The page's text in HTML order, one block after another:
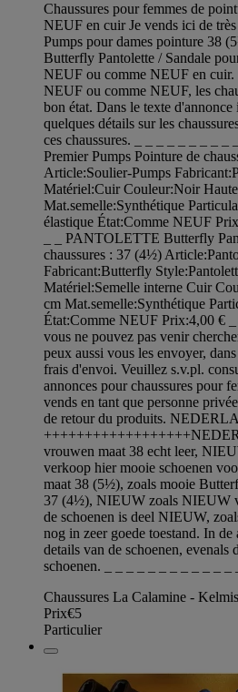
Chaussures pour femmes de
NEUF en cuir Je vends ici de
Pumps pour dames pointure 38
Butterfly Pantolette / Sandale
NEUF ou comme NEUF en cuir.
NEUF ou comme NEUF, les
bon état. Dans le texte
quelques détails sur les
ces chaussures. _ _ _ _ _ _ _ _
Premier Pumps Pointure de
Article:Soulier-Pumps
Matériel:Cuir Couleur:Noir
Mat.semelle:Synthétique
élastique État:Comme NEUF
_ _ PANTOLETTE Butterfly
chaussures : 37 (4½)
Fabricant:Butterfly
Matériel:Semelle interne Cuir
cm Mat.semelle:Synthétique
État:Comme NEUF Prix:4,00 €
vous ne pouvez pas venir
peux aussi vous les envoyer,
frais d'envoi. Veuillez s.v.pl.
annonces pour chaussures pour
vends en tant que personne
de retour du produits.
vrouwen maat 38 echt leer,
verkoop hier mooie schoenen
maat 38 (5½), zoals mooie
37 (4½), NIEUW zoals NIEUW
de schoenen is deel NIEUW,
nog in zeer goede toestand. In
details van de schoenen, evenals
schoenen. _ _ _ _ _ _ _ _ _ _ _
Chaussures La Calamine - Kelmis
Prix€5
Particulier